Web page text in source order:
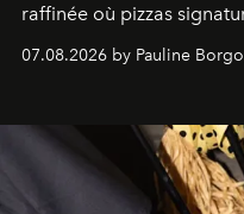
raffinée où pizzas
07.08.2026 by Pauline